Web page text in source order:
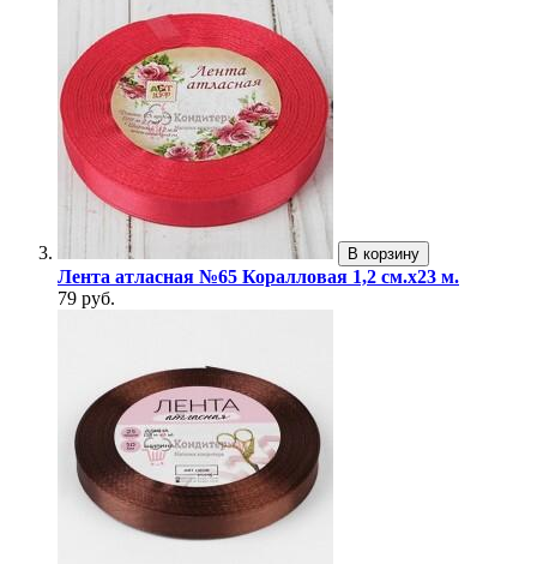
В корзину
Лента атласная №65 Коралловая 1,2 см.х23 м.
79 руб.